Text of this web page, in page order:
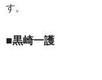
す。
■黒崎一護